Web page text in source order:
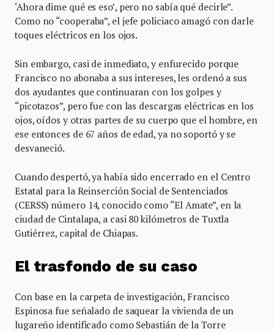
‘Ahora dime qué es eso’, pero no sabía qué decirle”.
Como no “cooperaba”, el jefe policiaco amagó con darle
toques eléctricos en los ojos.
Sin embargo, casi de inmediato, y enfurecido porque
Francisco no abonaba a sus intereses, les ordenó a sus
dos ayudantes que continuaran con los golpes y
“picotazos”, pero fue con las descargas eléctricas en los
ojos, oídos y otras partes de su cuerpo que el hombre, en
ese entonces de 67 años de edad, ya no soportó y se
desvaneció.
Cuando despertó, ya había sido encerrado en el Centro
Estatal para la Reinserción Social de Sentenciados
(CERSS) número 14, conocido como “El Amate”, en la
ciudad de Cintalapa, a casi 80 kilómetros de Tuxtla
Gutiérrez, capital de Chiapas.
El trasfondo de su caso
Con base en la carpeta de investigación, Francisco
Espinosa fue señalado de saquear la vivienda de un
lugareño identificado como Sebastián de la Torre